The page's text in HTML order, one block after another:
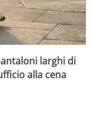
larghi di
alla cena